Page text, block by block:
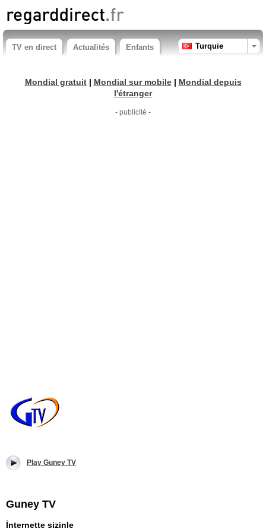
TV en direct Actualités Enfants Turquie
Mondial gratuit| Mondial sur mobile| Mondial depuis
l'étranger
- publicité -
Play Guney TV
Guney TV
İnternette sizinle